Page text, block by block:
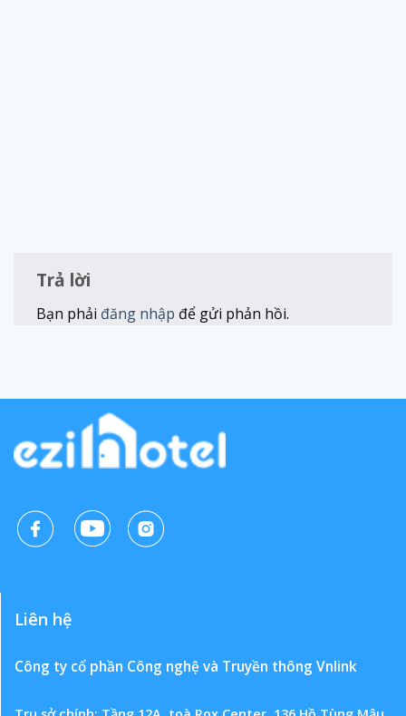
Trả lời
Bạn phải đăng nhập để gửi phản hồi.
Liên hệ
Công ty cổ phần Công nghệ và Truyền thông Vnlink